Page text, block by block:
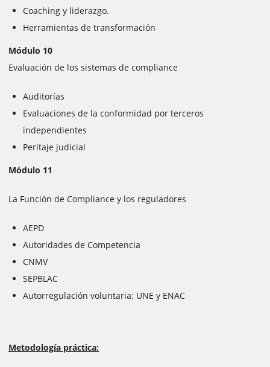
Coaching y liderazgo.
Herramientas de transformación
Módulo 10
Evaluación de los sistemas de compliance
Auditorías
Evaluaciones de la conformidad por terceros
independientes
Peritaje judicial
Módulo 11
La Función de Compliance y los reguladores
AEPD
Autoridades de Competencia
CNMV
SEPBLAC
Autorregulación voluntaria: UNE y ENAC
Metodología práctica: